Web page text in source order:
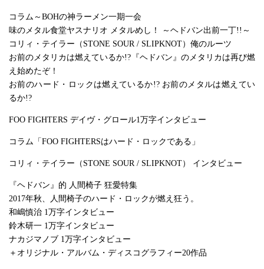
コラム～BOHの神ラーメン一期一会
味のメタル食堂ヤスナリオ メタルめし！ ～ヘドバン出前一丁!!～
コリィ・テイラー（STONE SOUR / SLIPKNOT）俺のルーツ
お前のメタリカは燃えているか!?『ヘドバン』のメタリカは再び燃
え始めたぞ！
お前のハード・ロックは燃えているか!? お前のメタルは燃えてい
るか!?
FOO FIGHTERS デイヴ・グロール1万字インタビュー
コラム「FOO FIGHTERSはハード・ロックである」
コリィ・テイラー（STONE SOUR / SLIPKNOT） インタビュー
『ヘドバン』的 人間椅子 狂愛特集
2017年秋、人間椅子のハード・ロックが燃え狂う。
和嶋慎治 1万字インタビュー
鈴木研一 1万字インタビュー
ナカジマノブ 1万字インタビュー
＋オリジナル・アルバム・ディスコグラフィー20作品